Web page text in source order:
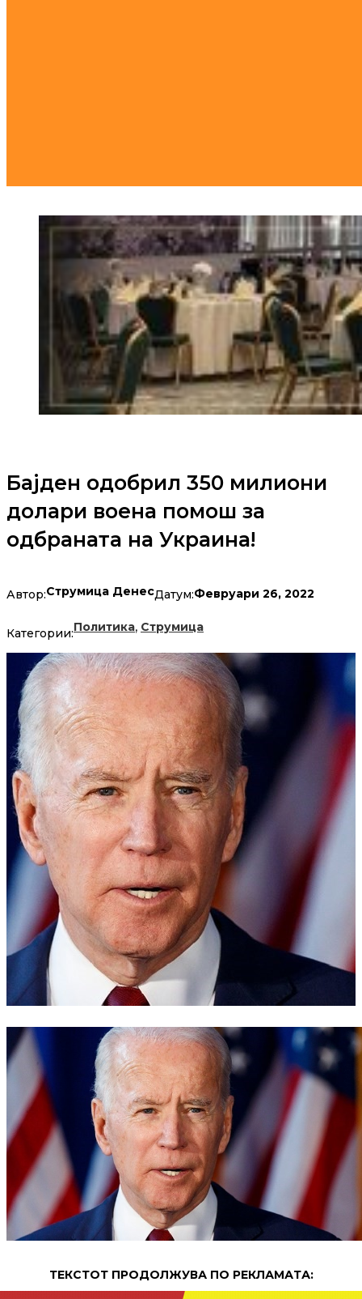
Бајден одобрил 350 милиони
долари воена помош за
одбраната на Украина!
Автор:Струмица ДенесДатум:Февруари 26, 2022
Категории:Политика, Струмица
ТЕКСТОТ ПРОДОЛЖУВА ПО РЕКЛАМАТА: